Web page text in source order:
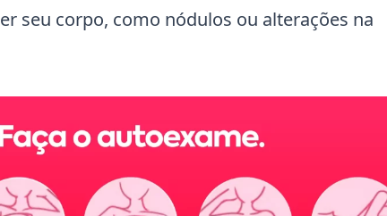
seu corpo, como nódulos ou alterações na